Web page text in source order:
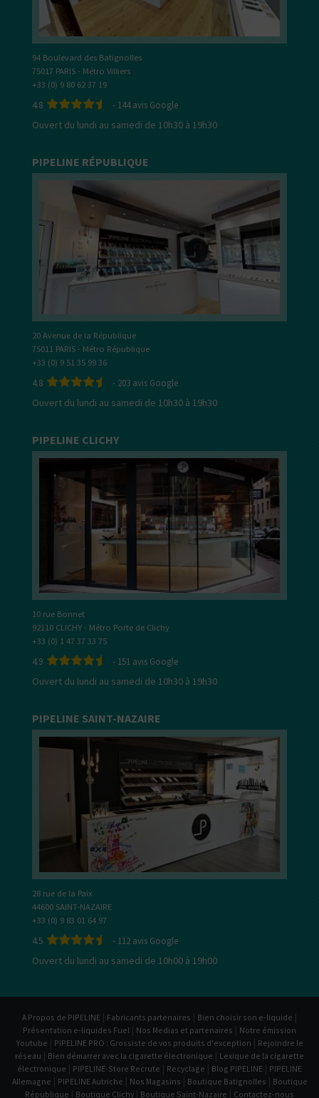
94 Boulevard des Batignolles
75017 PARIS - Métro Villiers
+33 (0) 9 80 62 37 19
4.8 - 144avis Google
Ouvert du lundi au samedi de 10h30 à 19h30
PIPELINE RÉPUBLIQUE
20 Avenue de la République
75011 PARIS - Métro République
+33 (0) 9 51 35 99 36
4.8 - 203 avis Google
Ouvert du lundi au samedi de 10h30 à 19h30
PIPELINE CLICHY
10 rue Bonnet
92110 CLICHY - Métro Porte de Clichy
+33 (0) 1 47 37 33 75
4.9 - 151 avis Google
Ouvert du lundi au samedi de 10h30 à 19h30
PIPELINE SAINT-NAZAIRE
28 rue de la Paix
44600 SAINT-NAZAIRE
+33 (0) 9 83 01 64 97
4.5 - 112 avis Google
Ouvert du lundi au samedi de 10h00 à 19h00
A Propos de PIPELINE | Fabricants partenaires | Bien choisir son e-liquide |
Présentation e-liquides Fuel | Nos Medias et partenaires | Notre émission
Youtube | PIPELINE PRO : Grossiste de vos produits d'exception | Rejoindre le
réseau | Bien démarrer avec la cigarette électronique | Lexique de la cigarette
électronique | PIPELINE-Store Recrute | Recyclage | Blog PIPELINE | PIPELINE
Allemagne | PIPELINE Autriche | Nos Magasins | Boutique Batignolles | Boutique
République | Boutique Clichy | Boutique Saint-Nazaire | Contactez-nous